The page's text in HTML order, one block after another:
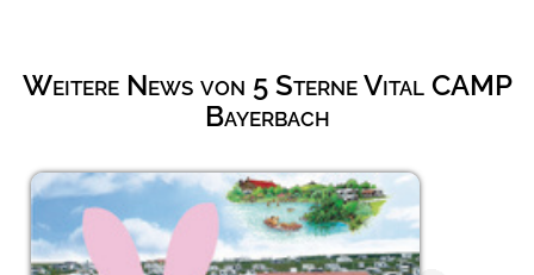
Weitere News von 5 Sterne Vital CAMP
Bayerbach